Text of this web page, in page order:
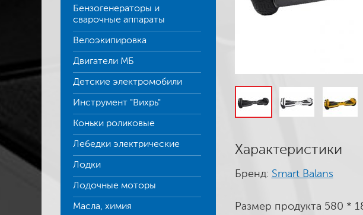
Бензогенераторы и
сварочные аппараты
Велоэкипировка
Двигатели МБ
Детские электромобили
Инструмент "Вихрь"
Коньки роликовые
Лебедки электрические
Лодки
Лодочные моторы
Масла, химия
Характеристики
Бренд: Smart Balans
Размер продукта 580 *